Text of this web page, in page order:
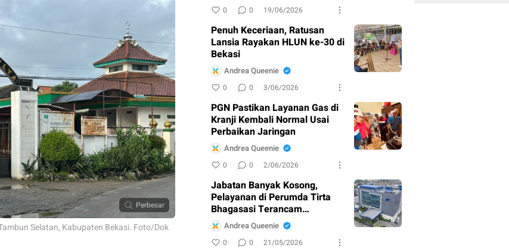
Perbesar
Selatan, Kabupaten Bekasi. Foto/Dok
0 0 19/06/2026
Penuh Keceriaan, Ratusan
Lansia Rayakan HLUN ke-30 di
Bekasi
Andrea Queenie
0 0 3/06/2026
PGN Pastikan Layanan Gas di
Kranji Kembali Normal Usai
Perbaikan Jaringan
Andrea Queenie
0 0 2/06/2026
Jabatan Banyak Kosong,
Pelayanan di Perumda Tirta
Bhagasasi Terancam
Amburadul?
Andrea Queenie
0 0 21/05/2026